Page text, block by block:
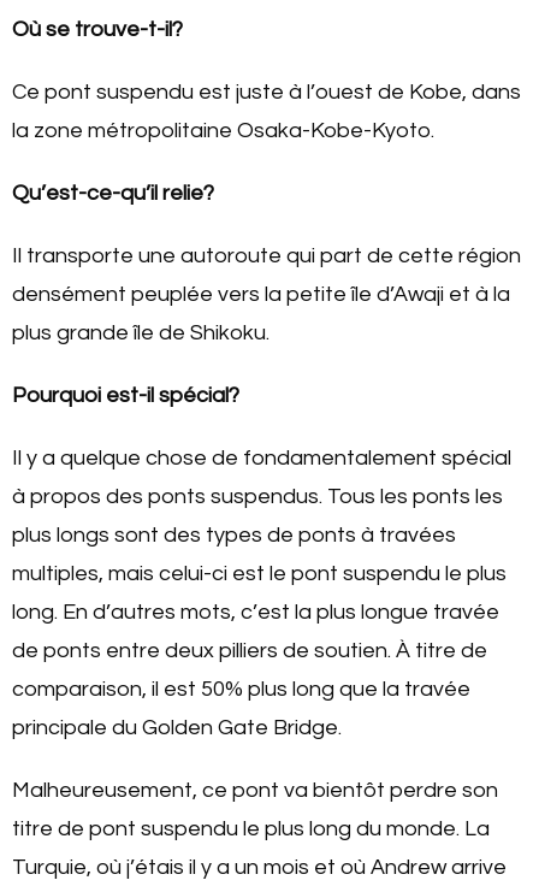
Où se trouve-t-il?
Ce pont suspendu est juste à l’ouest de Kobe, dans
la zone métropolitaine Osaka-Kobe-Kyoto.
Qu’est-ce-qu’il relie?
Il transporte une autoroute qui part de cette région
densément peuplée vers la petite île d’Awaji et à la
plus grande île de Shikoku.
Pourquoi est-il spécial?
Il y a quelque chose de fondamentalement spécial
à propos des ponts suspendus. Tous les ponts les
plus longs sont des types de ponts à travées
multiples, mais celui-ci est le pont suspendu le plus
long. En d’autres mots, c’est la plus longue travée
de ponts entre deux pilliers de soutien. À titre de
comparaison, il est 50% plus long que la travée
principale du Golden Gate Bridge.
Malheureusement, ce pont va bientôt perdre son
titre de pont suspendu le plus long du monde. La
Turquie, où j’étais il y a un mois et où Andrew arrive